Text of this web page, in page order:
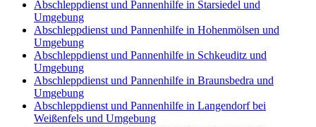
Abschleppdienst und Pannenhilfe in Starsiedel und
Umgebung
Abschleppdienst und Pannenhilfe in Hohenmölsen und
Umgebung
Abschleppdienst und Pannenhilfe in Schkeuditz und
Umgebung
Abschleppdienst und Pannenhilfe in Braunsbedra und
Umgebung
Abschleppdienst und Pannenhilfe in Langendorf bei
Weißenfels und Umgebung